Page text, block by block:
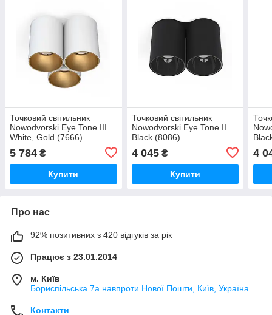
Точковий світильник
Nowodvorski Eye Tone III
White, Gold (7666)
5 784 ₴
Купити
Точковий світильник
Nowodvorski Eye Tone II
Black (8086)
4 045₴
Купити
4
Про нас
92% позитивних з 420 відгуків за рік
Працює з 23.01.2014
м. Київ
Бориспільська 7а навпроти Нової Пошти, Київ, Україна
Контакти